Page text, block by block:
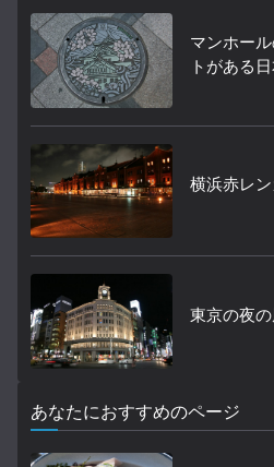
マンホー
トがある
横浜赤レ
東京の夜
あなたにおすすめのページ